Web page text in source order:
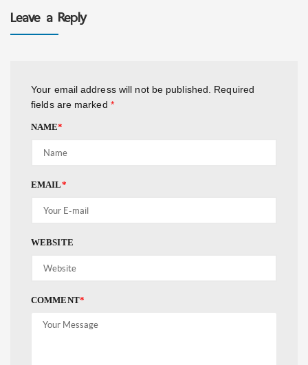
Leave a Reply
Your email address will not be published. Required
fields are marked *
NAME*
EMAIL*
WEBSITE
COMMENT*